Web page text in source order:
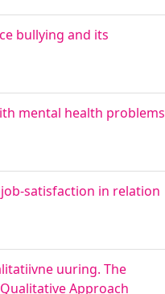
bullying and its
mental health problems
satisfaction in relation
uuring. The
Approach